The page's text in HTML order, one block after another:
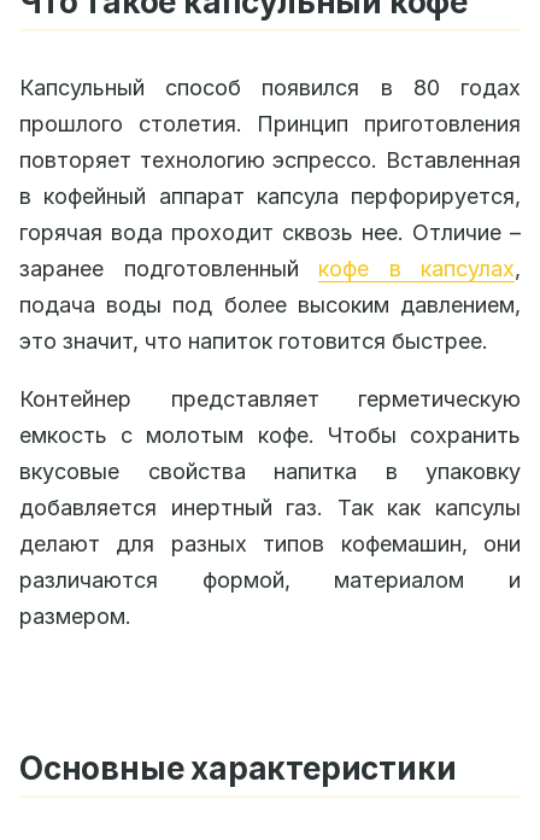
Капсульный способ появился в 80 годах
прошлого столетия. Принцип приготовления
повторяет технологию эспрессо. Вставленная
в кофейный аппарат капсула перфорируется,
горячая вода проходит сквозь нее. Отличие –
заранее подготовленный кофе в капсулах,
подача воды под более высоким давлением,
это значит, что напиток готовится быстрее.
Контейнер представляет герметическую
емкость с молотым кофе. Чтобы сохранить
вкусовые свойства напитка в упаковку
добавляется инертный газ. Так как капсулы
делают для разных типов кофемашин, они
различаются формой, материалом и
размером.
Основные характеристики